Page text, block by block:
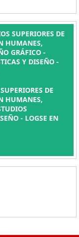
SUPERIORES DE
HUMANES,
GRÁFICO -
Y DISEÑO -
DE
HUMANES,
- LOGSE EN